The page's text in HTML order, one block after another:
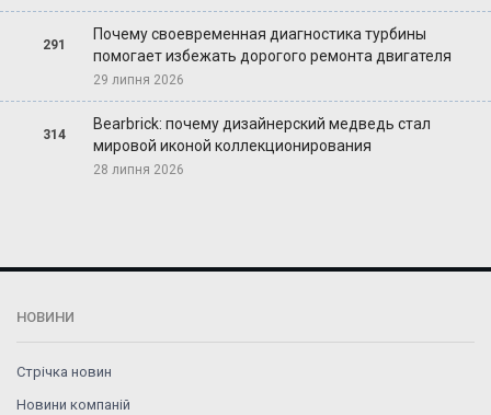
291
Почему своевременная диагностика турбины
помогает избежать дорогого ремонта двигателя
29 липня 2026
314
Bearbrick: почему дизайнерский медведь стал
мировой иконой коллекционирования
28 липня 2026
НОВИНИ
Стрічка новин
Новини компаній